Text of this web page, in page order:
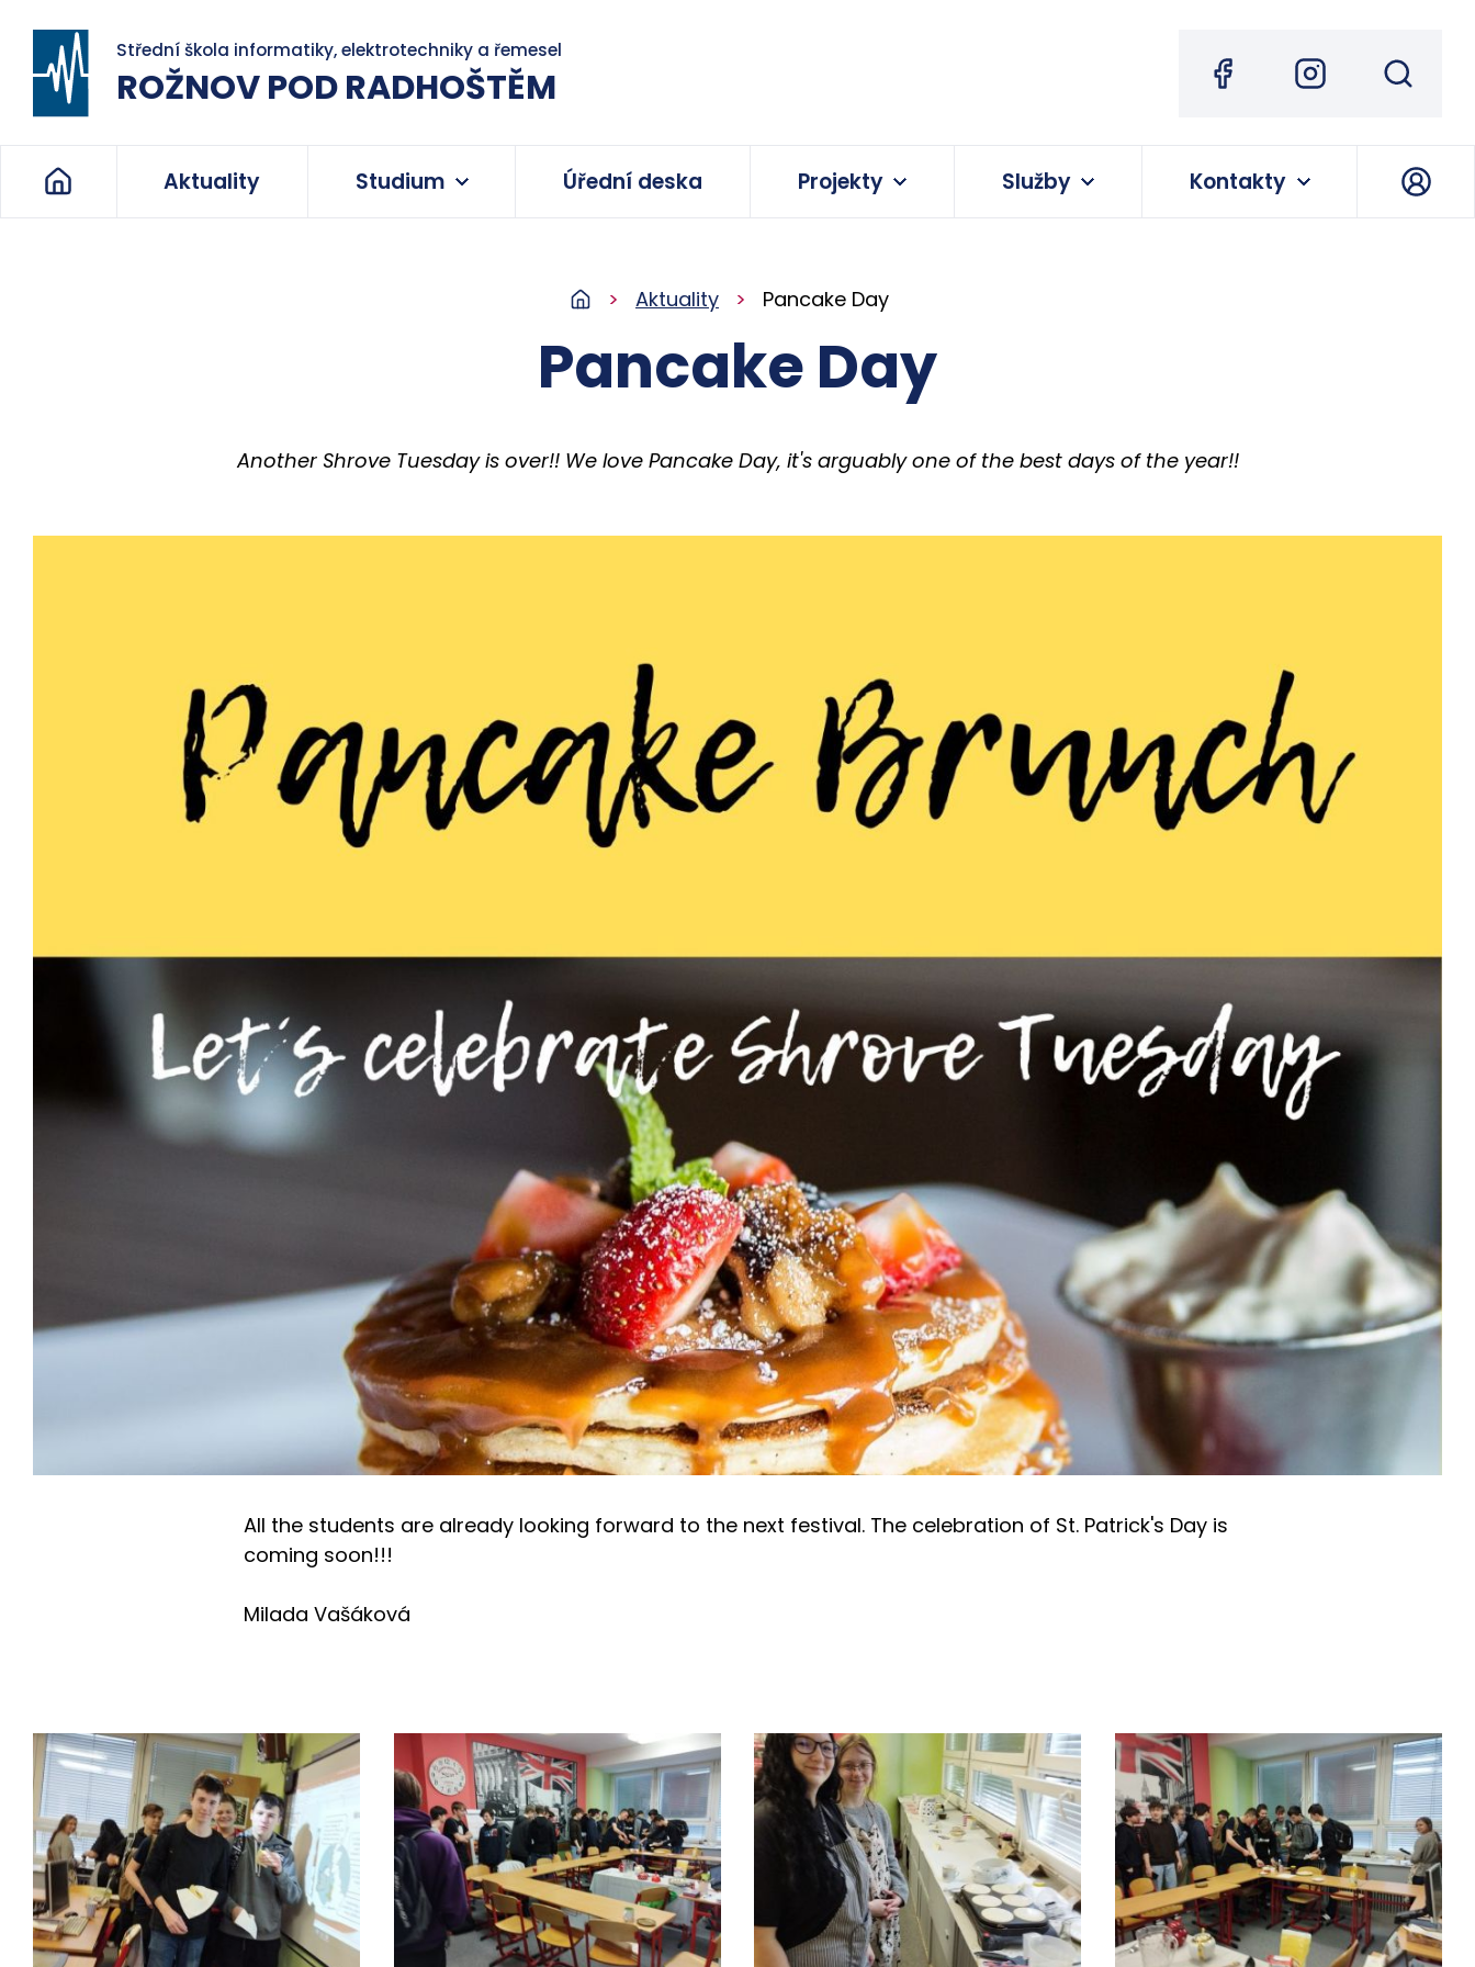
Střední škola informatiky, elektrotechniky a řemesel
ROŽNOV POD RADHOŠTĚM
Aktuality Studium Úřední deska Projekty Služby Kontakty
Aktuality Pancake Day
Pancake Day
Another Shrove Tuesday is over!! We love Pancake Day, it's arguably one of the best days of the year!!
All the students are already looking forward to the next festival. The celebration of St. Patrick's Day is
coming soon!!!
Milada Vašáková
Fotogalerie